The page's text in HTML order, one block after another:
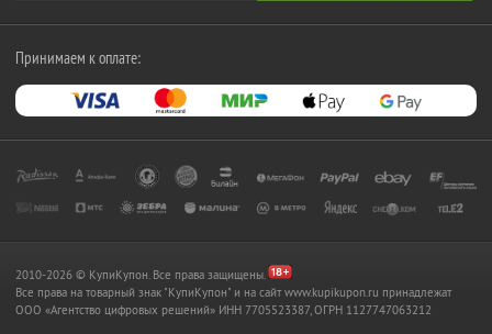
Принимаем к оплате:
2010-2026 © КупиКупон. Все права защищены.
Все права на товарный знак "КупиКупон" и на сайт www.kupikupon.ru принадлежат
OOO «Агентство цифровых решений» ИНН 7705523387, ОГРН 1127747063212